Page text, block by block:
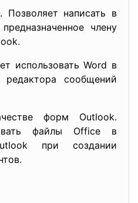
Позволяет написать в
члену
использовать Word в
редактора сообщений
форм Outlook.
файлы Office в
при создании